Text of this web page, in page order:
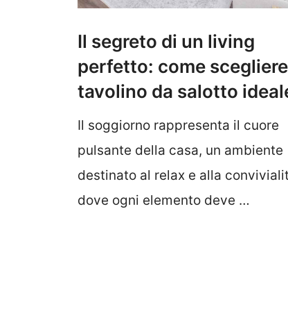
Il segreto di un living
perfetto: come
tavolino da salotto
Il soggiorno rappresenta il cuore
pulsante della casa, un ambiente
destinato al relax e alla
dove ogni elemento deve …